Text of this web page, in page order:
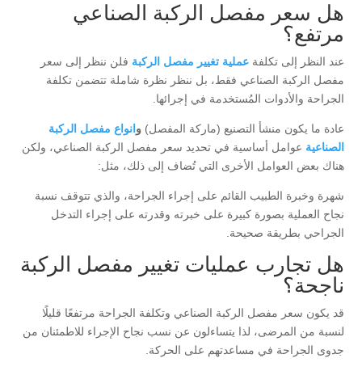
هل سعر مفصل الركبة الصناعي
مرتفع؟
عند النظر إلى تكلفةعملية تغيير مفصل الركبة فلن ننظر إلى سعر
مفصل الركبة الصناعي فقط، بل ننظر نظرة شاملة تتضمن تكلفة
الجراحة والأدوات المُستخدمة في إجرائها.
عادة ما يكون منشأ التصنيع (ماركة المفصل)و انواع مفصل الركبة
الصناعية عوامل أساسية في تحديد سعر مفصل الركبة الصناعي، ولكن
هناك بعض العوامل الأخرى التي تُضاف إلى ذلك، مثل:
شهرة وخبرة الطبيب القائم على إجراء الجراحة، والذي تتوقف نسبة
نجاح العملية بصورة كبيرة على خبرته وقدرته على إجراء التدخل
الجراحي بطريقة صحيحة.
هل تجارب عمليات تغيير مفصل الركبة
ناجحة؟
قد يكون سعر مفصل الركبة الصناعي وتكلفة الجراحة مرتفعًا قليلًا
لنسبة من المرضى، لذا يتساءلون عن نسب نجاح الإجراء للاطمئنان من
جدوى الجراحة في مساعدتهم على الحركة.